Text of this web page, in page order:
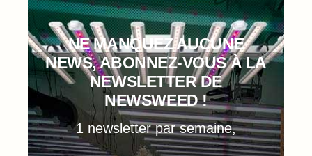
NE MANQUEZ AUCUNE
NEWS, ABONNEZ-VOUS À LA
NEWSLETTER DE
NEWSWEED !
1 newsletter par semaine,